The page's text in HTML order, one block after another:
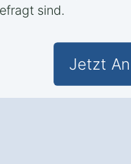
sind.
Jetzt